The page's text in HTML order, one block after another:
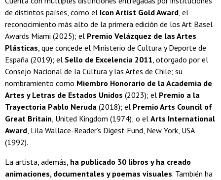
de distintos países, como el Icon Artist Gold Award, el
reconocimiento más alto de la primera edición de los Art Basel
Awards Miami (2025); el Premio Velázquez de las Artes
Plásticas, que concede el Ministerio de Cultura y Deporte de
España (2019); el Sello de Excelencia 2011, otorgado por el
Consejo Nacional de la Cultura y las Artes de Chile; su
nombramiento como Miembro Honorario de la Academia de
Artes y Letras de Estados Unidos (2023); el Premio a la
Trayectoria Pablo Neruda (2018); el Premio Arts Council of
Great Britain, United Kingdom (1974); o el Arts International
Award, Lila Wallace-Reader’s Digest Fund, New York, USA
(1992).
La artista, además, ha publicado 30 libros y ha creado
animaciones, documentales y poemas visuales. También ha